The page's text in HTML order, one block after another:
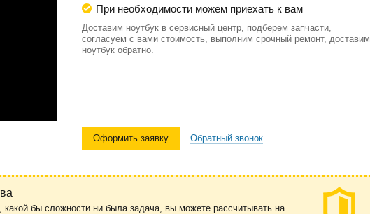
При необходимости можем приехать к вам
Доставим ноутбук в сервисный центр, подберем запчасти,
согласуем с вами стоимость, выполним срочный ремонт, доставим
ноутбук обратно.
Оформить заявку Обратный звонок
какой бы сложности ни была задача, вы можете рассчитывать на